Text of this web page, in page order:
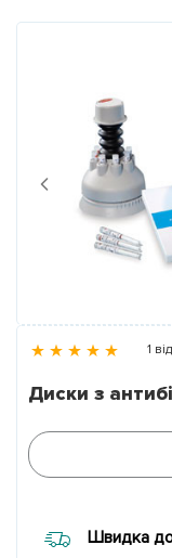
Previous
1
Диски з
Швидка